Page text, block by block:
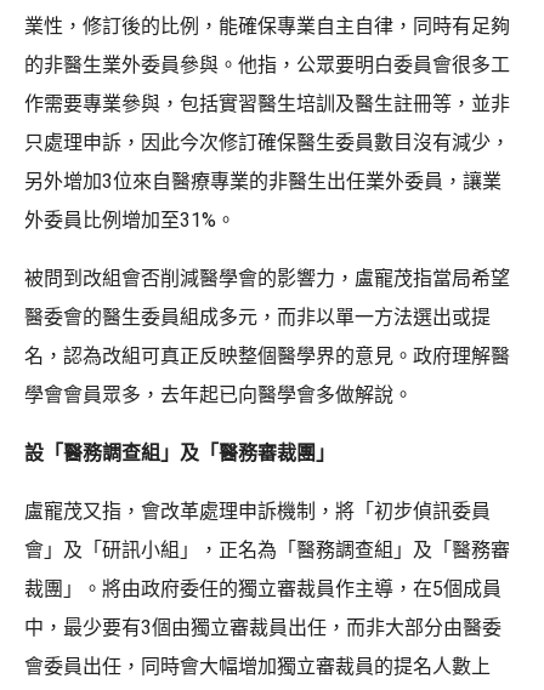
業性，修訂後的比例，能確保專業自主自律，同時有足夠
的非醫生業外委員參與。他指，公眾要明白委員會很多工
作需要專業參與，包括實習醫生培訓及醫生註冊等，並非
只處理申訴，因此今次修訂確保醫生委員數目沒有減少，
另外增加3位來自醫療專業的非醫生出任業外委員，讓業
外委員比例增加至31%。
被問到改組會否削減醫學會的影響力，盧寵茂指當局希望
醫委會的醫生委員組成多元，而非以單一方法選出或提
名，認為改組可真正反映整個醫學界的意見。政府理解醫
學會會員眾多，去年起已向醫學會多做解說。
設「醫務調查組」及「醫務審裁團」
盧寵茂又指，會改革處理申訴機制，將「初步偵訊委員
會」及「研訊小組」，正名為「醫務調查組」及「醫務審
裁團」。將由政府委任的獨立審裁員作主導，在5個成員
中，最少要有3個由獨立審裁員出任，而非大部分由醫委
會委員出任，同時會大幅增加獨立審裁員的提名人數上